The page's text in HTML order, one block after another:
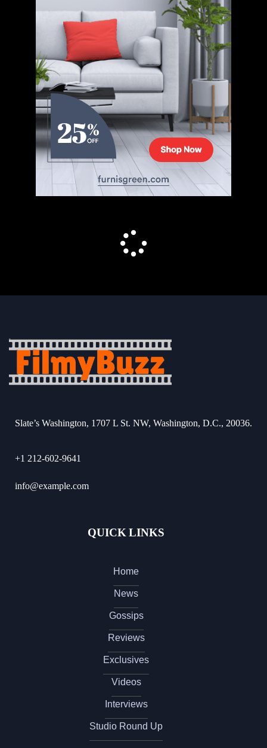
Slate’s Washington, 1707 L St. NW, Washington, D.C., 20036.
+1 212-602-9641
info@example.com
QUICK LINKS
Home
News
Gossips
Reviews
Exclusives
Videos
Interviews
Studio Round Up